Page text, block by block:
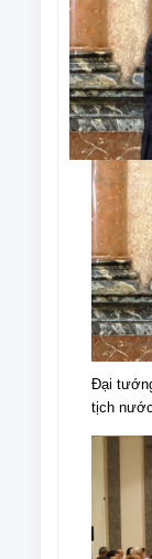
Đại
tịch
Ngày